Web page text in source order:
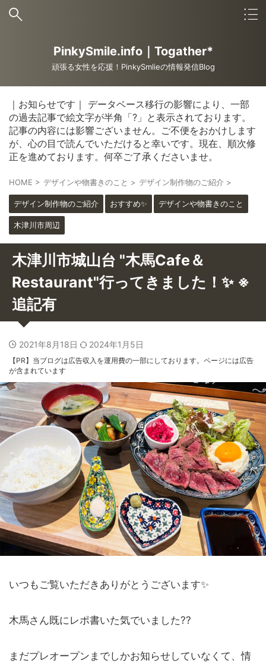
PinkySmile.info｜Togather*
頑張る女性を応援！PinkySmlieの情報発信Blog
｜お知らせです｜ データベース移行の影響により、一部
の過去記事で絵文字が半角「?」と表示されております。
記事の内容には影響ございません。ご不便をおかけします
が、心の目で読んでいただけると幸いです。現在、順次修
正を進めております。何卒ご了承くださいませ。
HOME > デザインや物書きのこと > デザイン制作物のご紹介 >
デザイン制作物のご紹介 おすすめ✨ デザインや物書きのこと
木津川市周辺
木津川市城山台 "木馬Cafe＆
Restaurant"行ってきました！✨ ※
追記有
2021年8月18日 2024年1月5日
【PR】当ブログは広告収入を運用費の一部にしております。ページには広告
が含まれています
いつもご覧いただきありがとうございます✨
木馬さん既にレポ書いた気でいました??
まだプレオープンまでしかお知らせしていなくて、情